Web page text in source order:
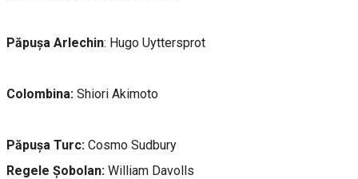
Păpușa Arlechin: Hugo Uyttersprot
Colombina: Shiori Akimoto
Păpușa Turc: Cosmo Sudbury
Regele Șobolan: William Davolls